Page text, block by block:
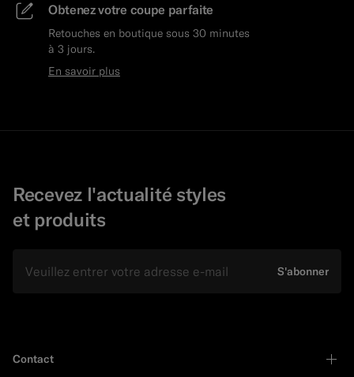
Obtenez votre coupe parfaite
Retouches en boutique sous 30 minutes
à 3 jours.
En savoir plus
Recevez l'actualité styles
et produits
S'abonner
Contact